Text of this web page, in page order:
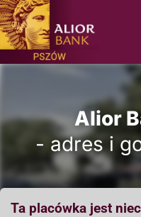
Alior
- adres i
Ta placówka jest